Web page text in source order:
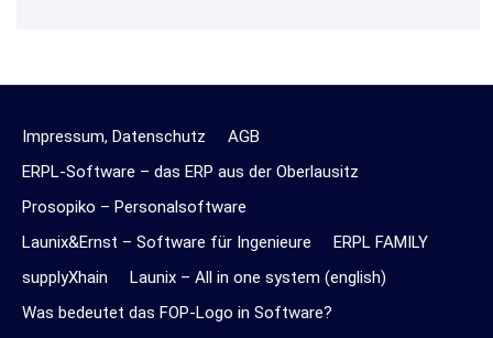
Impressum, Datenschutz
AGB
ERPL-Software – das ERP aus der Oberlausitz
Prosopiko – Personalsoftware
Launix&Ernst – Software für Ingenieure
ERPL FAMILY
supplyXhain
Launix – All in one system (english)
Was bedeutet das FOP-Logo in Software?